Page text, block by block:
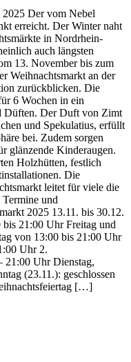
Der vom Nebel
erreicht. Der Winter naht
in Nordrhein-
auch längsten
13. November bis zum
Weihnachtsmarkt an der
zurückblicken. Die
6 Wochen in ein
Düften. Der Duft von Zimt
und Spekulatius, erfüllt
bei. Zudem sorgen
glänzende Kinderaugen.
Holzhütten, festlich
Die
leitet für viele die
und
2025 13.11. bis 30.12.
21:00 Uhr Freitag und
von 13:00 bis 21:00 Uhr
Uhr 2.
21:00 Uhr Dienstag,
(23.11.): geschlossen
[…]